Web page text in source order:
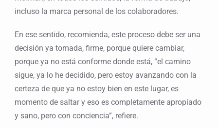
incluso la marca personal de los colaboradores.
En ese sentido, recomienda, este proceso debe ser una
decisión ya tomada, firme, porque quiere cambiar,
porque ya no está conforme donde está, “el camino
sigue, ya lo he decidido, pero estoy avanzando con la
certeza de que ya no estoy bien en este lugar, es
momento de saltar y eso es completamente apropiado
y sano, pero con conciencia”, refiere.